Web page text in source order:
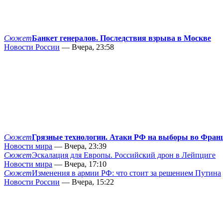
СюжетБанкет генералов. Последствия взрыва в Москве
Новости России — Вчера, 23:58
СюжетГрязные технологии. Атаки РФ на выборы во
Новости мира — Вчера, 23:39
СюжетЭскалация для Европы. Российский дрон в Лейпциге
Новости мира — Вчера, 17:10
СюжетИзменения в армии РФ: что стоит за решением Путина
Новости России — Вчера, 15:22